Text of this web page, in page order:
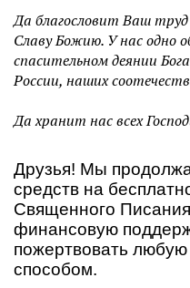
Да благословит Ваш труд
Славу Божию. У нас одно
спасительном деянии
России, наших
Да хранит нас всех
Друзья! Мы
средств на
Священного
финансовую
пожертвовать
способом.